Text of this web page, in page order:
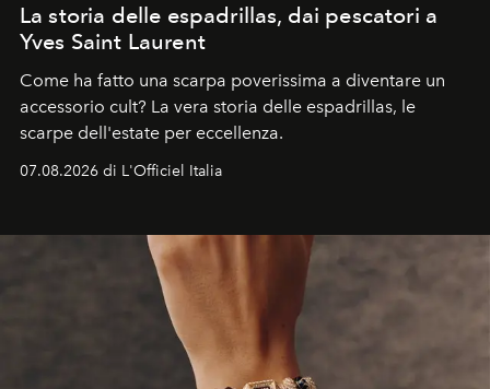
La storia delle espadrillas, dai pescatori a
Yves Saint Laurent
Come ha fatto una scarpa poverissima a diventare un
accessorio cult? La vera storia delle espadrillas, le
scarpe dell'estate per eccellenza.
07.08.2026 di L'Officiel Italia